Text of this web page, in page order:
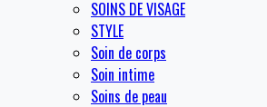
SOINS DE VISAGE
STYLE
Soin de corps
Soin intime
Soins de peau